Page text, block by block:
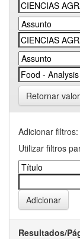
Retornar
Adicionar filtros:
Utilizar filtros
Resultados/